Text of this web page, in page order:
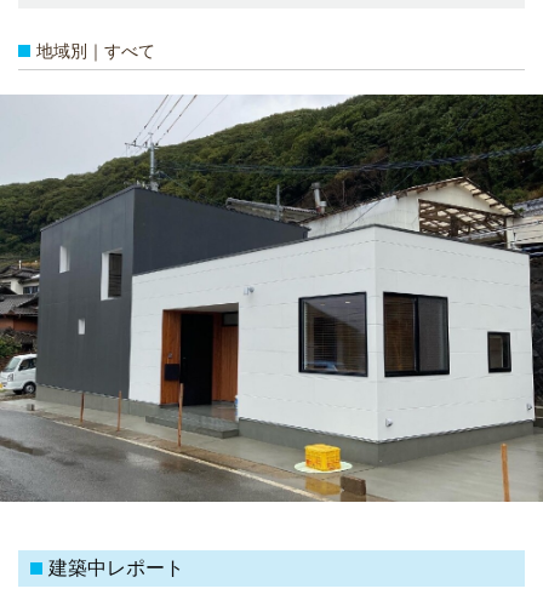
地域別｜すべて
建築中レポート